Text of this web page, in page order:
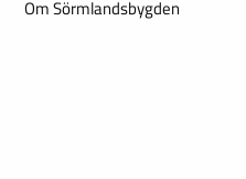
Om Sörmlandsbygden